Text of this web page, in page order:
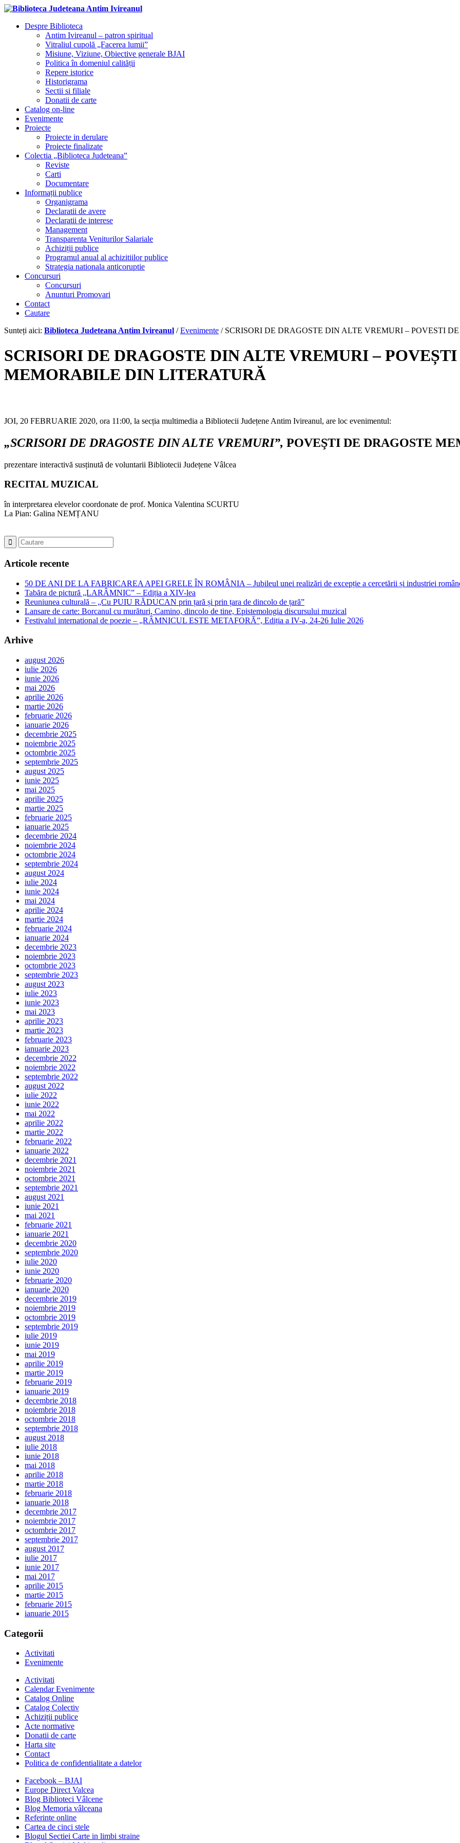
Despre Biblioteca
Antim Ivireanul – patron spiritual
Vitraliul cupolă „Facerea lumii”
Misiune, Viziune, Obiective generale BJAI
Politica în domeniul calității
Repere istorice
Historigrama
Sectii si filiale
Donatii de carte
Catalog on-line
Evenimente
Proiecte
Proiecte in derulare
Proiecte finalizate
Colectia „Biblioteca Judeteana”
Reviste
Carti
Documentare
Informații publice
Organigrama
Declaratii de avere
Declaratii de interese
Management
Transparenta Veniturilor Salariale
Achiziții publice
Programul anual al achizitiilor publice
Strategia nationala anticoruptie
Concursuri
Concursuri
Anunturi Promovari
Contact
Cautare
Sunteți aici: Biblioteca Judeteana Antim Ivireanul / Evenimente / SCRISORI DE DRAGOSTE DIN ALTE VREMURI – POVESTI
SCRISORI DE DRAGOSTE DIN ALTE VREMURI –
MEMORABILE DIN LITERATURĂ
JOI, 20 FEBRUARIE 2020, ora 11:00, la secția multimedia a Bibliotecii Județene Antim Ivireanul, are loc evenimentul:
„SCRISORI DE DRAGOSTE DIN ALTE VREMURI”, POVEŞTI DE DRAGOSTE
prezentare interactivă susținută de voluntarii Bibliotecii Județene Vâlcea
RECITAL MUZICAL
în interpretarea elevelor coordonate de prof. Monica Valentina SCURTU
La Pian: Galina NEMȚANU
Articole recente
50 DE ANI DE LA FABRICAREA APEI GRELE ÎN ROMÂNIA – Jubileul unei realizări de excepție a cercetării și industriei
Tabăra de pictură „LARÂMNIC” – Ediția a XIV-lea
Reuniunea culturală – „Cu PUIU RĂDUCAN prin țară și prin țara de dincolo de țară”
Lansare de carte: Borcanul cu murături, Camino, dincolo de tine, Epistemologia discursului muzical
Festivalul international de poezie – „RÂMNICUL ESTE METAFORĂ”, Ediția a IV-a, 24-26 Iulie 2026
Arhive
august 2026
iulie 2026
iunie 2026
mai 2026
aprilie 2026
martie 2026
februarie 2026
ianuarie 2026
decembrie 2025
noiembrie 2025
octombrie 2025
septembrie 2025
august 2025
iunie 2025
mai 2025
aprilie 2025
martie 2025
februarie 2025
ianuarie 2025
decembrie 2024
noiembrie 2024
octombrie 2024
septembrie 2024
august 2024
iulie 2024
iunie 2024
mai 2024
aprilie 2024
martie 2024
februarie 2024
ianuarie 2024
decembrie 2023
noiembrie 2023
octombrie 2023
septembrie 2023
august 2023
iulie 2023
iunie 2023
mai 2023
aprilie 2023
martie 2023
februarie 2023
ianuarie 2023
decembrie 2022
noiembrie 2022
septembrie 2022
august 2022
iulie 2022
iunie 2022
mai 2022
aprilie 2022
martie 2022
februarie 2022
ianuarie 2022
decembrie 2021
noiembrie 2021
octombrie 2021
septembrie 2021
august 2021
iunie 2021
mai 2021
februarie 2021
ianuarie 2021
decembrie 2020
septembrie 2020
iulie 2020
iunie 2020
februarie 2020
ianuarie 2020
decembrie 2019
noiembrie 2019
octombrie 2019
septembrie 2019
iulie 2019
iunie 2019
mai 2019
aprilie 2019
martie 2019
februarie 2019
ianuarie 2019
decembrie 2018
noiembrie 2018
octombrie 2018
septembrie 2018
august 2018
iulie 2018
iunie 2018
mai 2018
aprilie 2018
martie 2018
februarie 2018
ianuarie 2018
decembrie 2017
noiembrie 2017
octombrie 2017
septembrie 2017
august 2017
iulie 2017
iunie 2017
mai 2017
aprilie 2015
martie 2015
februarie 2015
ianuarie 2015
Categorii
Activitati
Evenimente
Activitati
Calendar Evenimente
Catalog Online
Catalog Colectiv
Achiziții publice
Acte normative
Donatii de carte
Harta site
Contact
Politica de confidentialitate a datelor
Facebook – BJAI
Europe Direct Valcea
Blog Biblioteci Vâlcene
Blog Memoria vâlceana
Referinte online
Cartea de cinci stele
Blogul Sectiei Carte in limbi straine